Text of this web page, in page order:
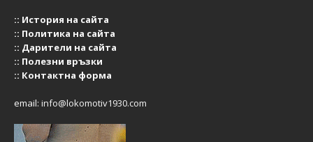
:: История на сайта
:: Политика на сайта
:: Дарители на сайта
:: Полезни връзки
:: Контактна форма
email: info@lokomotiv1930.com